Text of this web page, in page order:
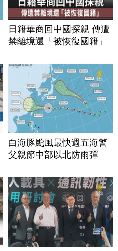
日籍華商回中國探親 傳遭
禁離境還「被恢復國籍」
白海豚颱風最快週五海警
父親節中部以北防雨彈